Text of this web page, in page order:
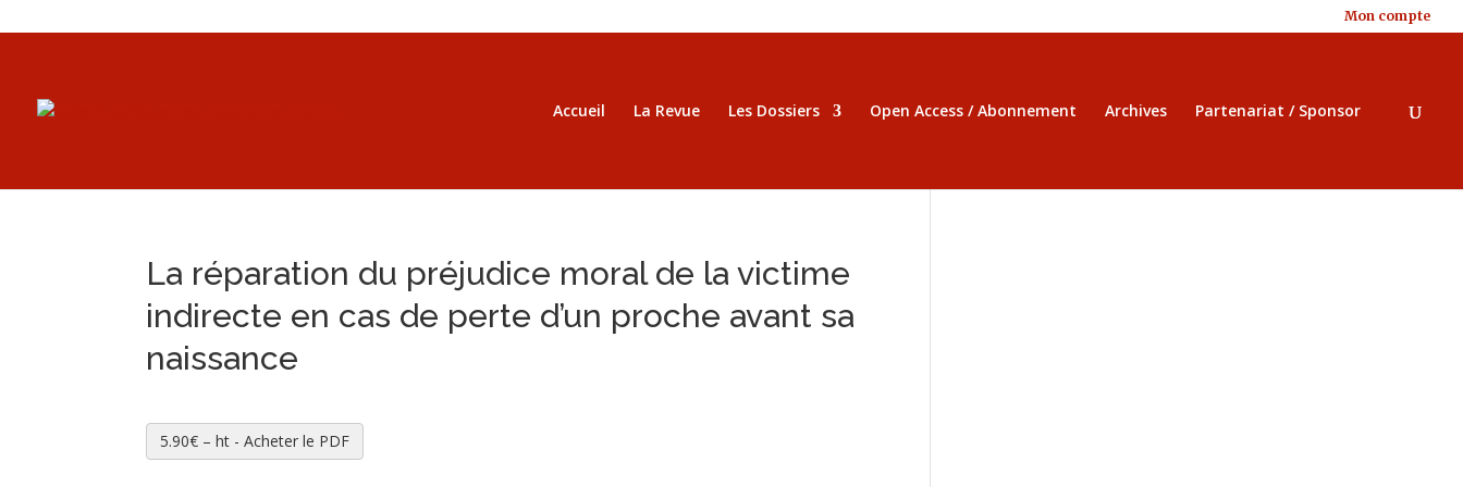
Mon compte
Accueil La Revue Les Dossiers Open Access / Abonnement Archives Partenariat / Sponsor
La réparation du préjudice moral de la victime
indirecte en cas de perte d’un proche avant sa
naissance
5.90€ – ht - Acheter le PDF